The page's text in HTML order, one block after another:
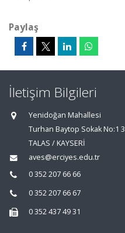
Paylaş
İletişim Bilgileri
Yenidoğan Mahallesi
Turhan Baytop Sokak No:1
TALAS / KAYSERİ
aves@erciyes.edu.tr
0 352 207 66 66
0 352 207 66 67
0 352 437 49 31